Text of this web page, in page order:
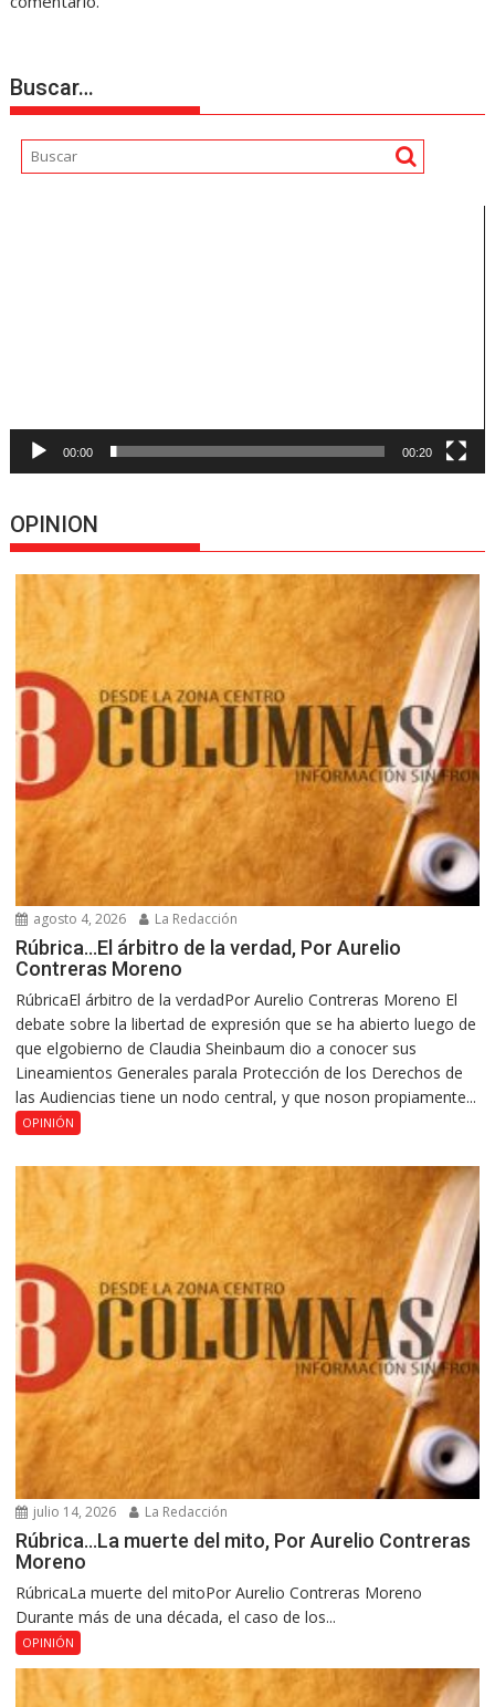
Buscar…
00:00 00:20
OPINION
agosto 4, 2026 La Redacción
Rúbrica…El árbitro de la verdad, Por Aurelio
Contreras Moreno
RúbricaEl árbitro de la verdadPor Aurelio Contreras Moreno El
debate sobre la libertad de expresión que se ha abierto luego de
que elgobierno de Claudia Sheinbaum dio a conocer sus
Lineamientos Generales parala Protección de los Derechos de
las Audiencias tiene un nodo central, y que noson propiamente...
OPINIÓN
julio 14, 2026 La Redacción
Rúbrica…La muerte del mito, Por Aurelio Contreras
Moreno
RúbricaLa muerte del mitoPor Aurelio Contreras Moreno
Durante más de una década, el caso de los...
OPINIÓN